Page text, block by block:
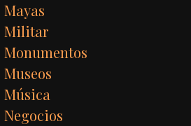
Mayas
Militar
Monumentos
Museos
Música
Negocios